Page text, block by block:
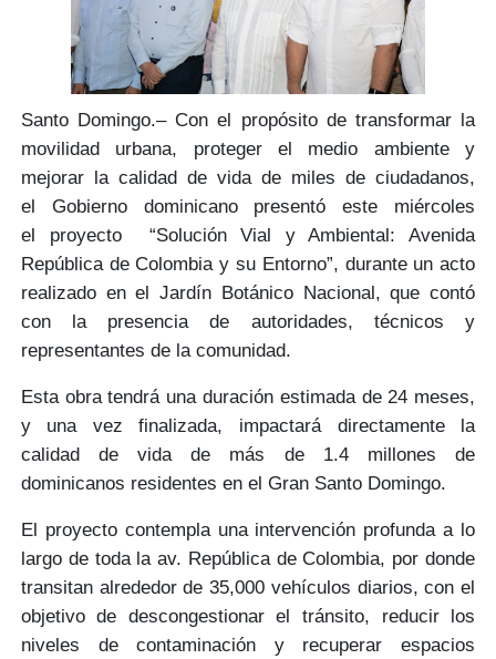
Santo Domingo.– Con el propósito de transformarla
movilidad urbana, proteger el medio ambientey
mejorar la calidad de vidade miles de ciudadanos,
el Gobierno dominicanopresentó este miércoles
el proyecto “Solución Vial y Ambiental: Avenida
República de Colombia y su Entorno”, durante un acto
realizado en elJardín Botánico Nacional, que contó
con la presencia de autoridades, técnicos y
representantes de la comunidad.
Esta obra tendrá una duración estimada de24 meses,
y una vez finalizada, impactará directamentela
calidad de vida de más de 1.4 millones de
dominicanos residentes en el Gran Santo Domingo.
El proyecto contempla una intervención profundaa lo
largo de toda la av. República de Colombia, por donde
transitan alrededor de35,000 vehículos diarios, con el
objetivo de descongestionar el tránsito, reducir los
niveles de contaminación y recuperar espacios